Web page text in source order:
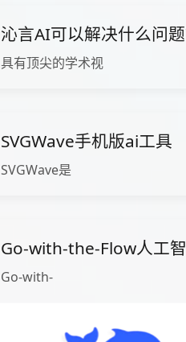
沁言AI可以解决什么问题
具有顶尖的学术视
SVGWave手机版ai工具
SVGWave是
Go-with-the-Flow人工
Go-with-